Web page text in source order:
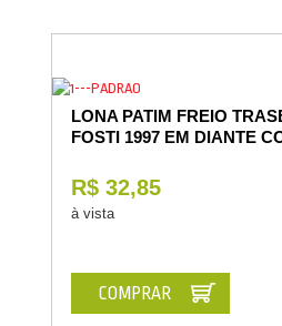
LONA PATIM FREIO
FOSTI 1997 EM DIANTE
R$ 32,85
à vista
COMPRAR